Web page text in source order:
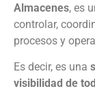
Almacenes, es
controlar,
procesos y
Es decir, es una
visibilidad de